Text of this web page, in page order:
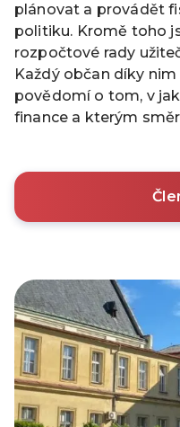
plánovat a provádět
politiku. Kromě toho
rozpočtové rady
Každý občan díky
povědomí o tom, v
finance a kterým